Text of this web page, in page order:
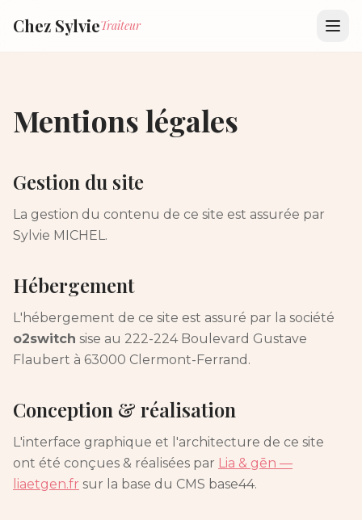
Chez SylvieTraiteur
Mentions légales
Gestion du site
La gestion du contenu de ce site est assurée par
Sylvie MICHEL.
Hébergement
L'hébergement de ce site est assuré par la société
o2switch sise au 222-224 Boulevard Gustave
Flaubert à 63000 Clermont-Ferrand.
Conception & réalisation
L'interface graphique et l'architecture de ce site
ont été conçues & réalisées par Lia & gēn —
liaetgen.fr sur la base du CMS base44.